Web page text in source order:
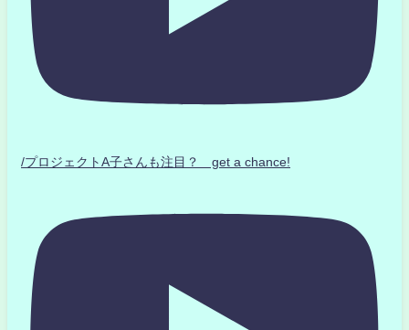
/プロジェクトA子さんも注目？ get a chance!